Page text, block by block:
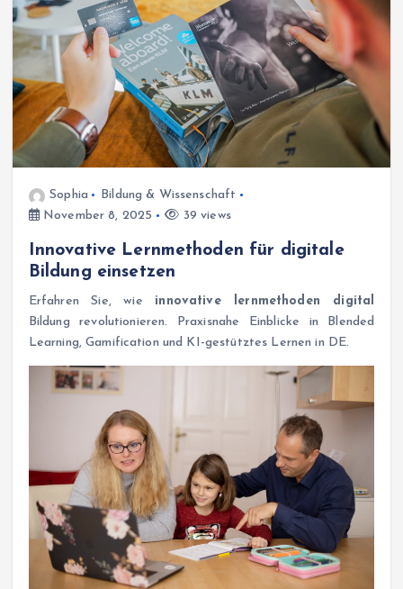
Sophia
Bildung & Wissenschaft
November 8, 2025
39 views
Innovative Lernmethoden für digitale
Bildung einsetzen
Erfahren Sie, wie innovative lernmethoden digital
Bildung revolutionieren. Praxisnahe Einblicke in Blended
Learning, Gamification und KI-gestütztes Lernen in DE.